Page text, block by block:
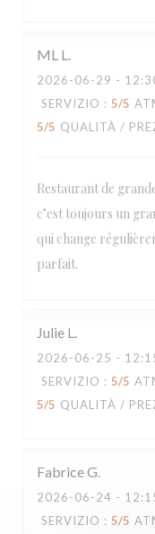
ML L
2026-06-29 -
SERVIZIO : 5/5
5/5 QUALITÀ /
Restaurant de
c’est toujours un
qui change
parfait.
Julie L
2026-06-25 -
SERVIZIO : 5/5
5/5 QUALITÀ /
FabriceG
2026-06-24 -
SERVIZIO : 5/5